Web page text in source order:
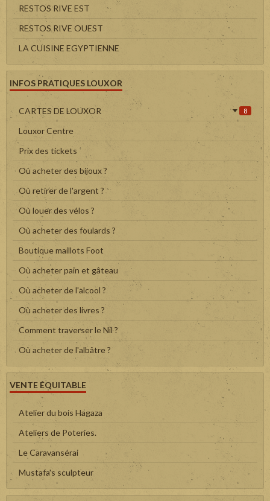
RESTOS RIVE EST
RESTOS RIVE OUEST
LA CUISINE EGYPTIENNE
INFOS PRATIQUES LOUXOR
CARTES DE LOUXOR 8
Louxor Centre
Prix des tickets
Où acheter des bijoux ?
Où retirer de l'argent ?
Où louer des vélos ?
Où acheter des foulards ?
Boutique maillots Foot
Où acheter pain et gâteau
Où acheter de l'alcool ?
Où acheter des livres ?
Comment traverser le Nil ?
Où acheter de l'albâtre ?
VENTE ÉQUITABLE
Atelier du bois Hagaza
Ateliers de Poteries.
Le Caravansérai
Mustafa's sculpteur